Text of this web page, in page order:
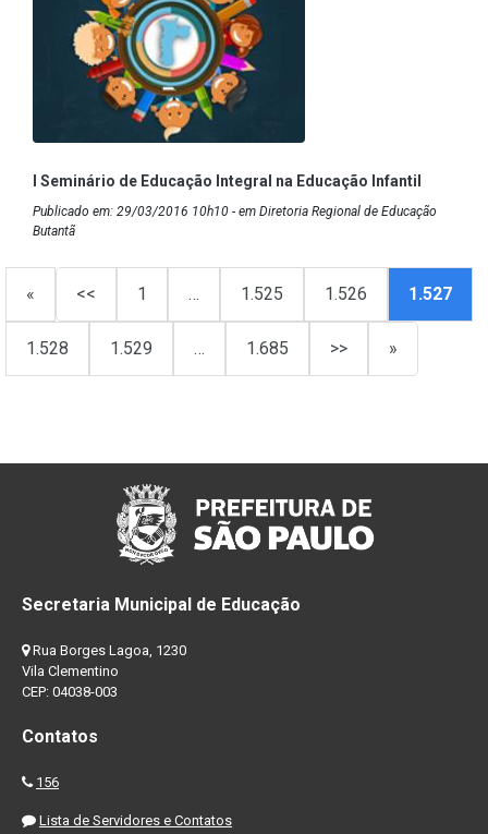
I Seminário de Educação Integral na Educação Infantil
Publicado em: 29/03/2016 10h10 - em Diretoria Regional de Educação
Butantã
« << 1 … 1.525 1.526 1.527
1.528 1.529 … 1.685 >> »
Secretaria Municipal de Educação
Rua Borges Lagoa, 1230
Vila Clementino
CEP: 04038-003
Contatos
156
Lista de Servidores e Contatos